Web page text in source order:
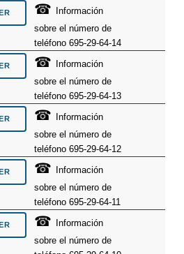
☎ Información
sobre el número de
teléfono 695-29-64-14
☎ Información
sobre el número de
teléfono 695-29-64-13
☎ Información
sobre el número de
teléfono 695-29-64-12
☎ Información
sobre el número de
teléfono 695-29-64-11
☎ Información
sobre el número de